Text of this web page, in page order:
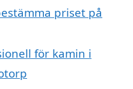
priset på
för kamin i